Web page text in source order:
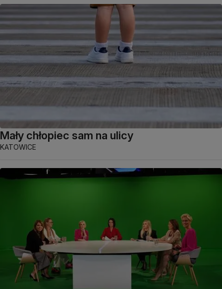
Mały chłopiec sam na ulicy
KATOWICE